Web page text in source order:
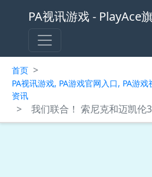
PA视讯游戏 - PlayAce
首页 >
PA视讯游戏, PA游戏官网入口, PA游
资讯
> 我们联合！ 索尼克和迈凯伦